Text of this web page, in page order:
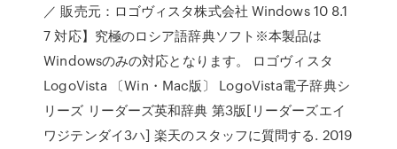
／ 販売元：ロゴヴィスタ株式会社 Windows 10 8.1
7 対応】究極のロシア語辞典ソフト※本製品は
Windowsのみの対応となります。 ロゴヴィスタ
LogoVista 〔Win・Mac版〕 LogoVista電子辞典シ
リーズ リーダーズ英和辞典 第3版[リーダーズエイ
ワジテンダイ3ハ] 楽天のスタッフに質問する. 2019